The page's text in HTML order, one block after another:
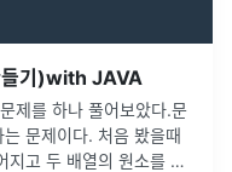
들기)with JAVA
제를 하나 풀어보았다.문
문제이다. 처음 봤을때
지고 두 배열의 원소를 서